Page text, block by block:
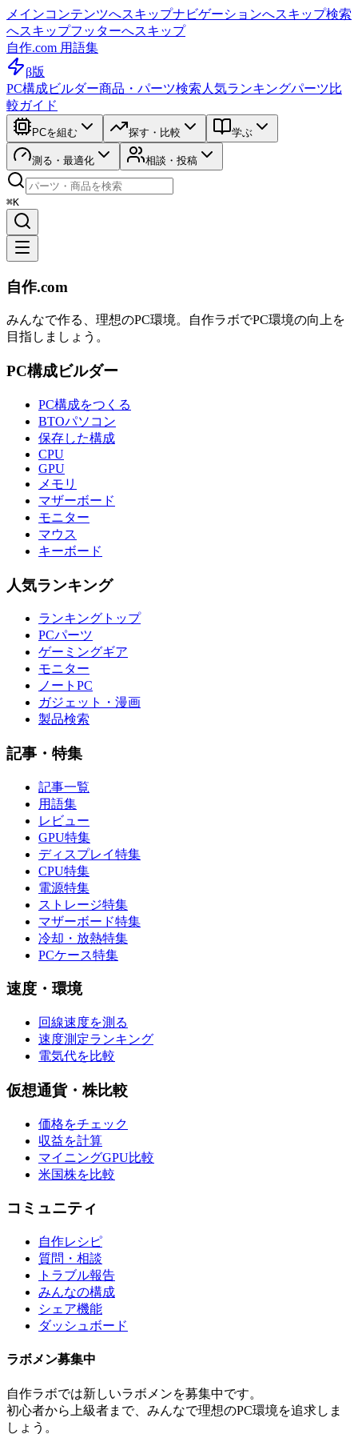
メインコンテンツへスキップナビゲーションへスキップ検索
へスキップフッターへスキップ
自作.com 用語集
β版
PC構成ビルダー商品・パーツ検索 人気ランキングパーツ比
較ガイド
PCを組む 探す・比較 学ぶ
測る・最適化 相談・投稿
⌘K
自作.com
みんなで作る、理想のPC環境。 自作ラボでPC環境の向上を
目指しましょう。
PC構成ビルダー
PC構成をつくる
BTOパソコン
保存した構成
CPU
GPU
メモリ
マザーボード
モニター
マウス
キーボード
人気ランキング
ランキングトップ
PCパーツ
ゲーミングギア
モニター
ノートPC
ガジェット・漫画
製品検索
記事・特集
記事一覧
用語集
レビュー
GPU特集
ディスプレイ特集
CPU特集
電源特集
ストレージ特集
マザーボード特集
冷却・放熱特集
PCケース特集
速度・環境
回線速度を測る
速度測定ランキング
電気代を比較
仮想通貨・株比較
価格をチェック
収益を計算
マイニングGPU比較
米国株を比較
コミュニティ
自作レシピ
質問・相談
トラブル報告
みんなの構成
シェア機能
ダッシュボード
ラボメン募集中
自作ラボでは新しいラボメンを募集中です。
初心者から上級者まで、みんなで理想のPC環境を追求しま
しょう。